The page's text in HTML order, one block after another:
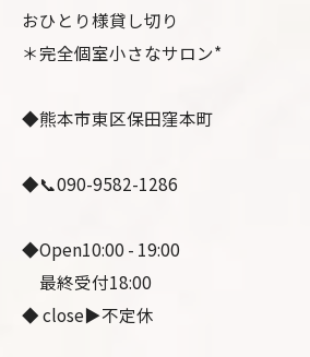
おひとり様貸し切り
＊完全個室小さなサロン*
◆熊本市東区保田窪本町
◆📞090-9582-1286
◆Open10:00 - 19:00
最終受付18:00
◆ close▶不定休